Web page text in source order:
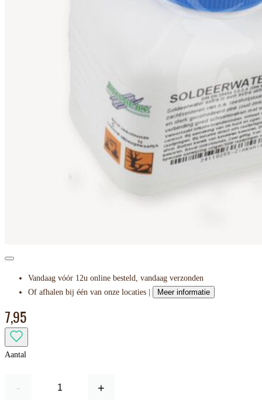
Vandaag vóór 12u online besteld, vandaag verzonden
Of afhalen bij één van onze locaties |
Meer informatie
7,95
Aantal
- +